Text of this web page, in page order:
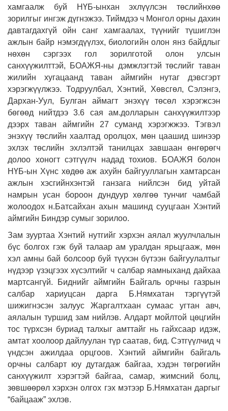
хамгаалж буй НҮБ-ынхан эхлүүлсэн төслийнхөө
зорилгыг ингэж дүгнэжээ. Тиймдээ ч Монгол орны дахин
давтагдахгүй ойн санг хамгаалах, түүнийг түшиглэн
ажлын байр нэмэгдүүлэх, биологийн олон янз байдлыг
нөхөн сэргээх гол зорилготой олон улсын
санхүүжилттэй, БОАЖЯ-ны дэмжлэгтэй төслийг таван
жилийн хугацаанд таван аймгийн нутаг дэвсгэрт
хэрэгжүүлжээ. Тодруулбал, Хэнтий, Хөвсгөл, Сэлэнгэ,
Дархан-Уул, Булган аймагт энэхүү төсөл хэрэгжсэн
бөгөөд нийтдээ 3.6 сая ам.долларын санхүүжилтээр
дээрх таван аймгийн 27 суманд хэрэгжжээ. Тэгвэл
энэхүү төслийн хаалтад оролцох, мөн цаашид шинээр
эхлэх төслийн эхлэлтэй танилцах завшаан өнгөрөгч
долоо хоногт сэтгүүлч надад тохиов. БОАЖЯ болон
НҮБ-ын Хүнс хөдөө аж ахуйн байгууллагын хамтарсан
ажлын хэсгийнхэнтэй ганзага нийлсэн бид уйтай
намрын усан бороон дундуур хөлгөө тунчиг чамбай
жолоодох н.Батсайхан ахын машинд сууцгаан Хэнтий
аймгийн Биндэр сумыг зорилоо.
Зам зууртаа Хэнтий нутгийг хэрхэн аялал жуулчлалын
бүс болгох гэж буй талаар ам уралдан ярьцгааж, мөн
хэл амны бай болсоор буй түүхэн бүтээн байгуулалтыг
нүдээр үзэцгээх хүсэлтийг ч салбар яамныханд дайхаа
мартсангүй. Биднийг аймгийн Байгаль орчны газрын
салбар хариуцсан дарга Б.Нямхатан тэргүүтэй
шижигнэсэн залуус Жаргалтхаан сумаас угтан авч,
аялалын туршид зам нийлэв. Алдарт мойлтой цөцгийн
тос түрхсэн буриад талхыг амттайг нь гайхсаар идэж,
амтат хоолоор дайлуулан түр саатав, бид. Сэтгүүлчид ч
үндсэн ажилдаа орцгоов. Хэнтий аймгийн байгаль
орчны салбарт юу дутагдаж байгаа, хэдэн төгрөгийн
санхүүжилт хэрэгтэй байгаа, самар, жимсний болц,
зөвшөөрөл хэрхэн олгох гэх мэтээр Б.Нямхатан даргыг
“байцааж” эхлэв.